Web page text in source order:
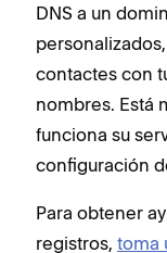
DNS a un
contactes con
nombres. Está
funciona su
configuración
Para obtener
registros, toma